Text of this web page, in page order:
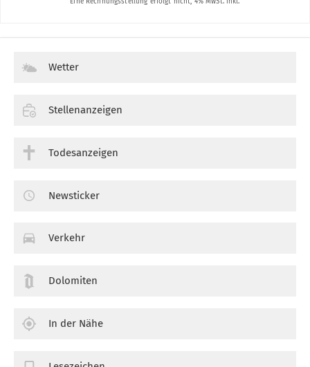
Wetter
Stellenanzeigen
Todesanzeigen
Newsticker
Verkehr
Dolomiten
In der Nähe